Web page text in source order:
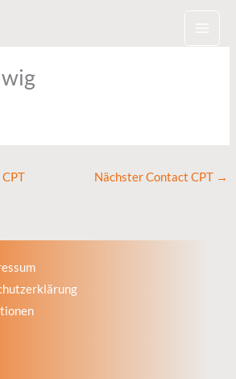
Nächster Contact CPT →